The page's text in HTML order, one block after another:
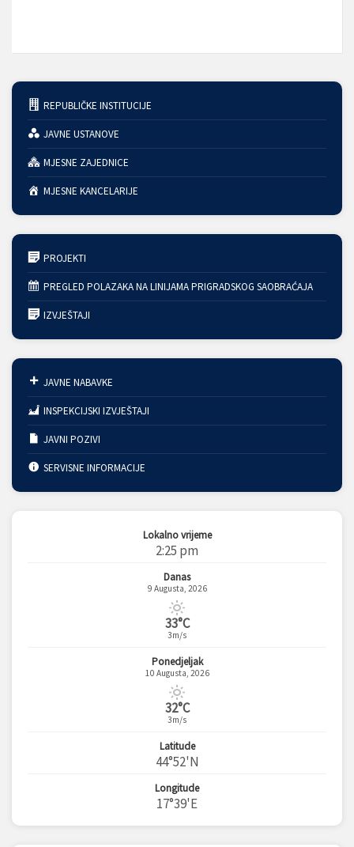
REPUBLIČKE INSTITUCIJE
JAVNE USTANOVE
MJESNE ZAJEDNICE
MJESNE KANCELARIJE
PROJEKTI
PREGLED POLAZAKA NA LINIJAMA PRIGRADSKOG SAOBRAĆAJA
IZVJEŠTAJI
JAVNE NABAVKE
INSPEKCIJSKI IZVJEŠTAJI
JAVNI POZIVI
SERVISNE INFORMACIJE
Lokalno vrijeme
2:25 pm
Danas
9 Augusta, 2026
33°C
3m/s
Ponedjeljak
10 Augusta, 2026
32°C
3m/s
Latitude
44°52'N
Longitude
17°39'E